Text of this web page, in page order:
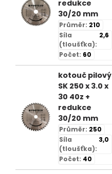
redukce
30/20 mm
Průměr: 210
Síla
(tloušťka):
2,6
Počet: 60
kotouč pilový
SK 250 x 3.0 x
30 40z +
redukce
30/20 mm
Průměr: 250
Síla
(tloušťka):
3,0
Počet: 40